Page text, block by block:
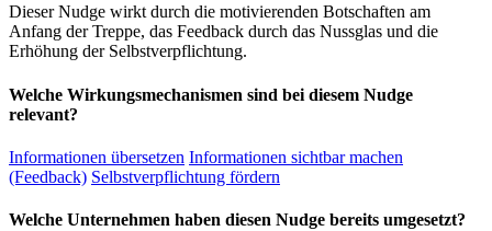
Dieser Nudge wirkt durch die motivierenden Botschaften am
Anfang der Treppe, das Feedback durch das Nussglas und die
Erhöhung der Selbstverpflichtung.
Welche Wirkungsmechanismen sind bei diesem Nudge
relevant?
Informationen übersetzen Informationen sichtbar machen
(Feedback) Selbstverpflichtung fördern
Welche Unternehmen haben diesen Nudge bereits umgesetzt?